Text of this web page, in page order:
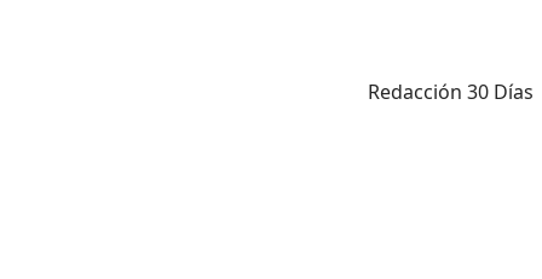
Redacción 30 Días